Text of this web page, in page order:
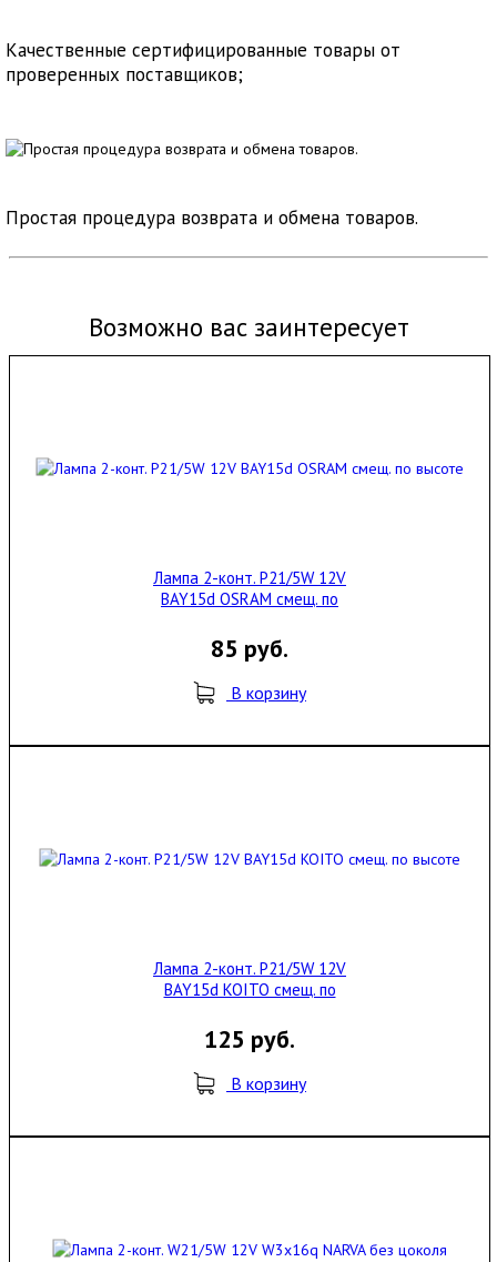
Качественные сертифицированные товары от
проверенных поставщиков;
Простая процедура возврата и обмена товаров.
Возможно вас заинтересует
Лампа 2-конт. P21/5W 12V
BAY15d OSRAM смещ. по
85 руб.
В корзину
Лампа 2-конт. P21/5W 12V
BAY15d KOITO смещ. по
125 руб.
В корзину